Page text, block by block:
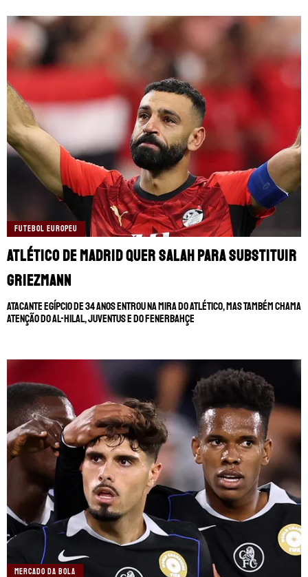
FUTEBOL EUROPEU
Atlético de Madrid quer Salah para substituir
Griezmann
Atacante egípcio de 34 anos entrou na mira do Atlético, mas também chama
atenção do Al-Hilal, Juventus e do Fenerbahçe
MERCADO DA BOLA